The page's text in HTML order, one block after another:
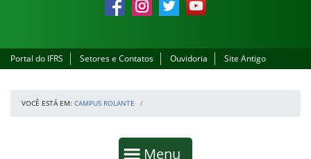
Portal do IFRS Setores e Contatos Ouvidoria Site Antigo
VOCÊ ESTÁ EM: CAMPUS ROLANTE
Mostrar
Menu